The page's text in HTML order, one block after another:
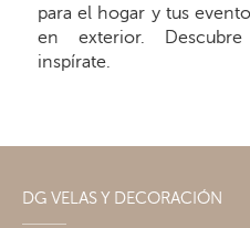
para el hogar y tus
en exterior.
inspírate.
DG VELAS Y DECORACIÓN